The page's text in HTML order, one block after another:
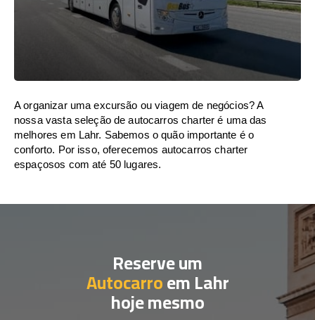
A organizar uma excursão ou viagem de negócios? A
nossa vasta seleção de autocarros charter é uma das
melhores em Lahr. Sabemos o quão importante é o
conforto. Por isso, oferecemos autocarros charter
espaçosos com até 50 lugares.
Reserve um
Autocarroem Lahr
hoje mesmo